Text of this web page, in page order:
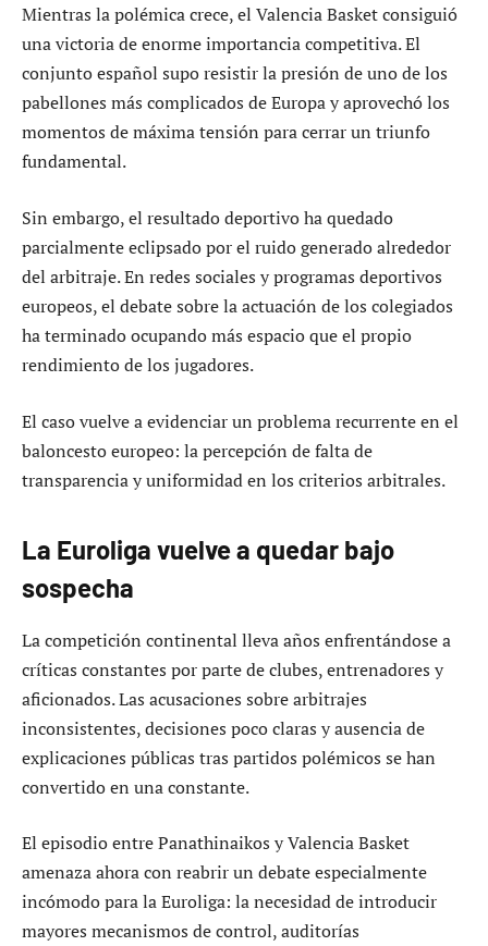
Mientras la polémica crece, el Valencia Basket consiguió
una victoria de enorme importancia competitiva. El
conjunto español supo resistir la presión de uno de los
pabellones más complicados de Europa y aprovechó los
momentos de máxima tensión para cerrar un triunfo
fundamental.
Sin embargo, el resultado deportivo ha quedado
parcialmente eclipsado por el ruido generado alrededor
del arbitraje. En redes sociales y programas deportivos
europeos, el debate sobre la actuación de los colegiados
ha terminado ocupando más espacio que el propio
rendimiento de los jugadores.
El caso vuelve a evidenciar un problema recurrente en el
baloncesto europeo: la percepción de falta de
transparencia y uniformidad en los criterios arbitrales.
La Euroliga vuelve a quedar bajo
sospecha
La competición continental lleva años enfrentándose a
críticas constantes por parte de clubes, entrenadores y
aficionados. Las acusaciones sobre arbitrajes
inconsistentes, decisiones poco claras y ausencia de
explicaciones públicas tras partidos polémicos se han
convertido en una constante.
El episodio entre Panathinaikos y Valencia Basket
amenaza ahora con reabrir un debate especialmente
incómodo para la Euroliga: la necesidad de introducir
mayores mecanismos de control, auditorías